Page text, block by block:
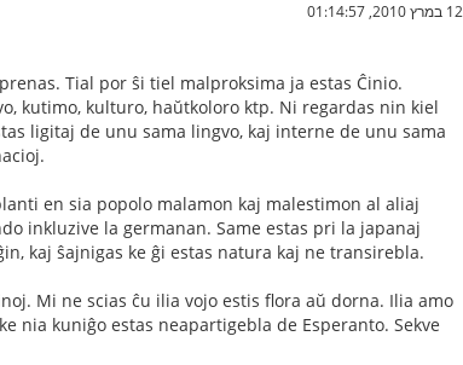
12 במרץ 2010, 01:14:57
Tial por ŝi tiel malproksima ja estas Ĉinio.
kutimo, kulturo, haŭtkoloro ktp. Ni regardas nin kiel
ligitaj de unu sama lingvo, kaj interne de unu sama
en sia popolo malamon kaj malestimon al aliaj
inkluzive la germanan. Same estas pri la japanaj
kaj ŝajnigas ke ĝi estas natura kaj ne transirebla.
Mi ne scias ĉu ilia vojo estis flora aŭ dorna. Ilia amo
nia kuniĝo estas neapartigebla de Esperanto. Sekve